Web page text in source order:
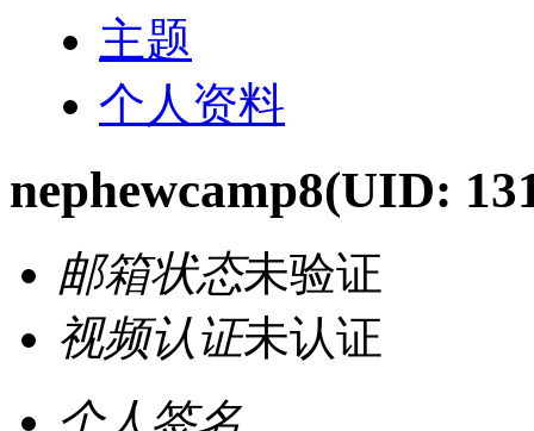
主题
个人资料
nephewcamp8(UID:
邮箱状态未验证
视频认证未认证